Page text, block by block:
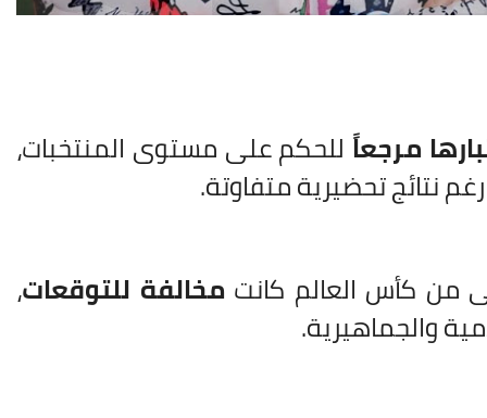
مرجعاً للحكم على مستوى المنتخبات،
نتائج تحضيرية متفاوتة.
من كأس العالم كانت مخالفة للتوقعات،
والجماهيرية.